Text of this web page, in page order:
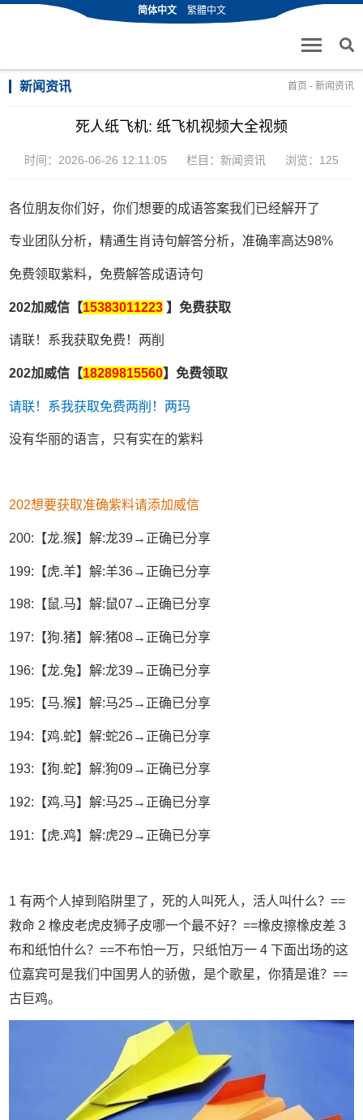
简体中文 繁體中文
新闻资讯 首页 - 新闻资讯
死人纸飞机: 纸飞机视频大全视频
时间：2026-06-26 12:11:05 栏目： 新闻资讯 浏览：125
各位朋友你们好，你们想要的成语答案我们已经解开了
专业团队分析，精通生肖诗句解答分析，准确率高达98%
免费领取紫料，免费解答成语诗句
202加威信【15383011223 】免费获取
请联！系我获取免费！两削
202加威信【18289815560】免费领取
请联！系我获取免费两削！两玛
没有华丽的语言，只有实在的紫料
202想要获取准确紫料请添加威信
200:【龙.猴】解:龙39→正确已分享
199:【虎.羊】解:羊36→正确已分享
198:【鼠.马】解:鼠07→正确已分享
197:【狗.猪】解:猪08→正确已分享
196:【龙.兔】解:龙39→正确已分享
195:【马.猴】解:马25→正确已分享
194:【鸡.蛇】解:蛇26→正确已分享
193:【狗.蛇】解:狗09→正确已分享
192:【鸡.马】解:马25→正确已分享
191:【虎.鸡】解:虎29→正确已分享
1 有两个人掉到陷阱里了，死的人叫死人，活人叫什么？==
救命 2 橡皮老虎皮狮子皮哪一个最不好？==橡皮擦橡皮差 3
布和纸怕什么？==不布怕一万，只纸怕万一 4 下面出场的这
位嘉宾可是我们中国男人的骄傲，是个歌星，你猜是谁？==
古巨鸡。